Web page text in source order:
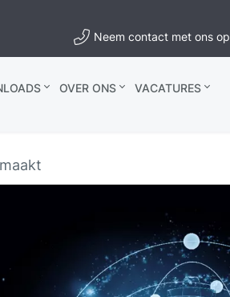
Neem contact met ons op
OVER ONS
VACATURES